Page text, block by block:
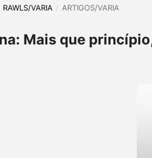
VARIA / ARTIGOS/VARIA
Mais que